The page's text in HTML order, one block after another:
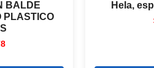
BALDE
PLASTICO
Hela,